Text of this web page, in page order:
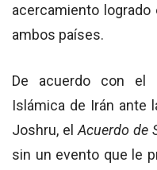
acercamiento logrado
ambos países.
De acuerdo con el
Islámica de Irán ante
Joshru, el Acuerdo de
sin un evento que le